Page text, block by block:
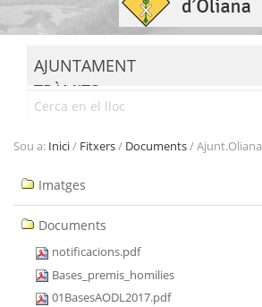
Salta
AJUNTAMENT
TRÀMITS
SEU ELECTRÒNICA
TRANSPARÈNCIA
Sou a: Inici/ Fitxers/ Documents/
Navegació
Imatges
Documents
notificacions.pdf
Bases_premis_homilies
01BasesAODL2017.pdf